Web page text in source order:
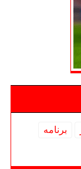
برنامه